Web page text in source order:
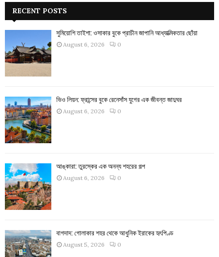
RECENT POSTS
সুমিয়োশি তাইশা: ওসাকার বুকে প্রাচীন জাপানি আধ্যাত্মিকতার ছোঁয়া
August 6, 2026 0
ভিও লিয়ন: ফ্রান্সের বুকে রেনেসাঁস যুগের এক জীবন্ত জাদুঘর
August 6, 2026 0
আঙ্কারা: তুরস্কের এক অনন্য শহরের গল্প
August 6, 2026 0
বাগদাদ: গোলাকার শহর থেকে আধুনিক ইরাকের হৃৎপিণ্ড
August 5, 2026 0